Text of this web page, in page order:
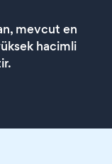
mevcut en
hacimli